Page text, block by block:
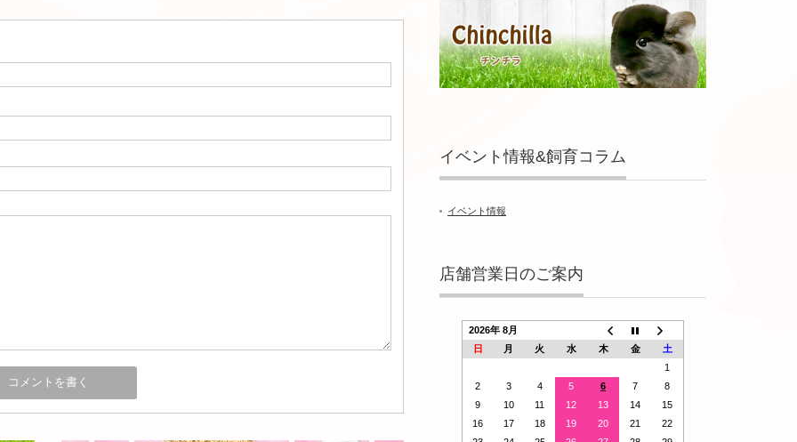
イベント情報&飼育コラム
イベント情報
店舗営業日のご案内
2026年 8月
日
月 火 水 木 金
土
1
2
3 4 5 6 7
8
9
10 11 12 13 14
15
16
17 18 19 20 21
22